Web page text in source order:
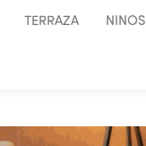
TERRAZA NINOS